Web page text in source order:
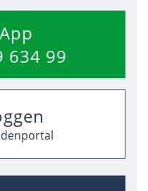
634 99